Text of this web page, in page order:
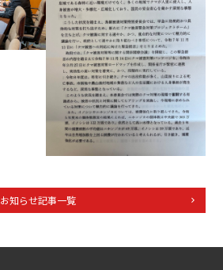
お知らせ記事一覧